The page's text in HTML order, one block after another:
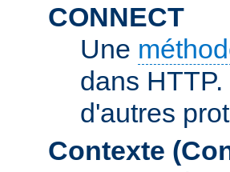
CONNECT
Une
dans
d'autres
Contexte